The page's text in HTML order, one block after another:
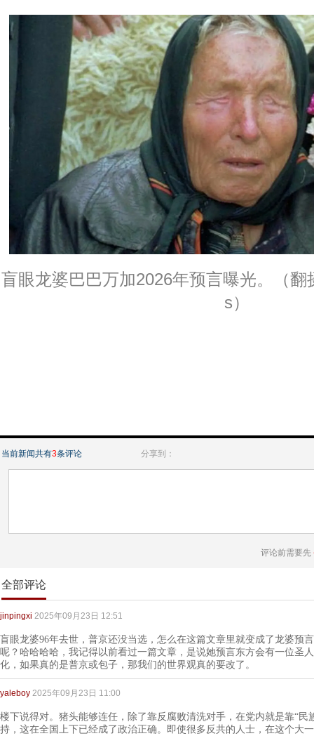
盲眼龙婆巴巴万加2026年预言曝光。（翻
s）
当前新闻共有3条评论 分享到：
评论前需要先
全部评论
jinpingxi 2025年09月23日 12:51
盲眼龙婆96年去世，普京还没当选，怎么在这篇文章里就变成了龙婆预
呢？哈哈哈哈，我记得以前看过一篇文章，是说她预言东方会有一位圣
化，如果真的是普京或包子，那我们的世界观真的要改了。
yaleboy 2025年09月23日 11:00
楼下说得对。猪头能够连任，除了靠反腐败清洗对手，在党内就是靠“民
持，这在全国上下已经成了政治正确。即使很多反共的人士，在这个大